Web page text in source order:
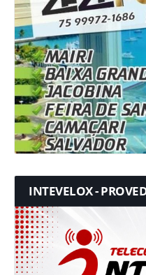
INTEVELOX -